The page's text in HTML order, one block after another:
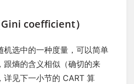
coefficient）
机选中的一种度量，可以简单
跟熵的含义相似（确切的来
详见下一小节的 CART 算